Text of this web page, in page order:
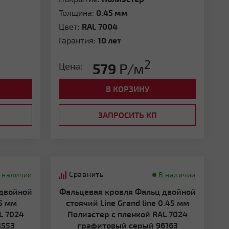
Толщина: 0.45 мм
Цвет: RAL 7004
Гарантия: 10 лет
Цена: 579 Р/м2
В КОРЗИНУ
ЗАПРОСИТЬ КП
мм
7024
Сравнить В наличии
Фальцевая кровля Фальц двойной
стоячий Line Grand line 0.45 мм
Полиэстер с пленкой RAL 7024
графитовый серый 96163